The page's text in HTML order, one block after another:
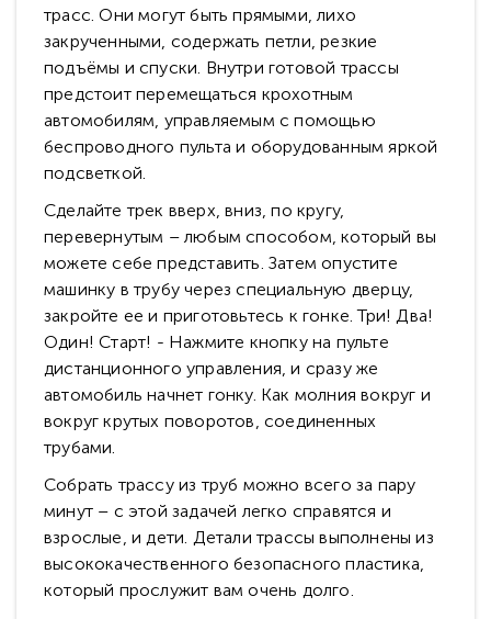
трасс. Они могут быть прямыми, лихо
закрученными, содержать петли, резкие
подъёмы и спуски. Внутри готовой трассы
предстоит перемещаться крохотным
автомобилям, управляемым с помощью
беспроводного пульта и оборудованным яркой
подсветкой.
Сделайте трек вверх, вниз, по кругу,
перевернутым – любым способом, который вы
можете себе представить. Затем опустите
машинку в трубу через специальную дверцу,
закройте ее и приготовьтесь к гонке. Три! Два!
Один! Старт! - Нажмите кнопку на пульте
дистанционного управления, и сразу же
автомобиль начнет гонку. Как молния вокруг и
вокруг крутых поворотов, соединенных
трубами.
Собрать трассу из труб можно всего за пару
минут – с этой задачей легко справятся и
взрослые, и дети. Детали трассы выполнены из
высококачественного безопасного пластика,
который прослужит вам очень долго.